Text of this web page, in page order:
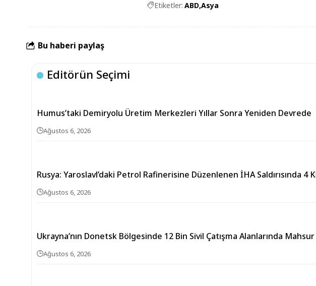
Etiketler: ABD Asya
Bu haberi paylaş
Editörün Seçimi
Humus’taki Demiryolu Üretim Merkezleri Yıllar Sonra Yeniden Devrede
Ağustos 6, 2026
Rusya: Yaroslavl’daki Petrol Rafinerisine Düzenlenen İHA Saldırısında 4
Ağustos 6, 2026
Ukrayna’nın Donetsk Bölgesinde 12 Bin Sivil Çatışma Alanlarında Mahsur
Ağustos 6, 2026